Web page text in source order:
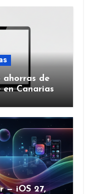
ahorras de
Canarias
— iOS 27,